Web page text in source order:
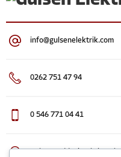
info@gulsenelektrik.com
0262 751 47 94
0 546 771 04 41